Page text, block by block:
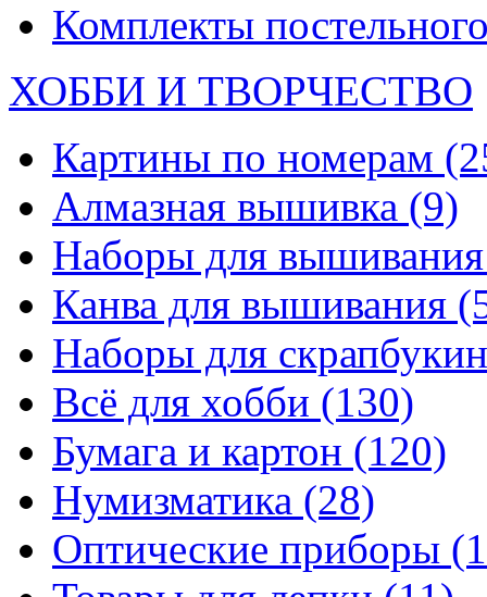
Комплекты
ХОББИ И ТВОРЧЕСТВО
Картины по номерам
Алмазная вышивка (9)
Наборы для
Канва для вышивания
Наборы для
Всё для хобби (130)
Бумага и картон (120)
Нумизматика (28)
Оптические приборы